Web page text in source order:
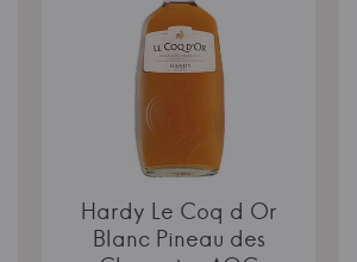
Hardy Le Coq d Or
Blanc Pineau des